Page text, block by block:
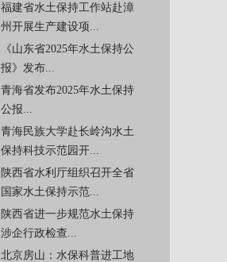
福建省水土保持工作站赴漳
州开展生产建设项...
《山东省2025年水土保持公
报》发布...
青海省发布2025年水土保持
公报...
青海民族大学赴长岭沟水土
保持科技示范园开...
陕西省水利厅组织召开全省
国家水土保持示范...
陕西省进一步规范水土保持
涉企行政检查...
北京房山：水保科普进工地